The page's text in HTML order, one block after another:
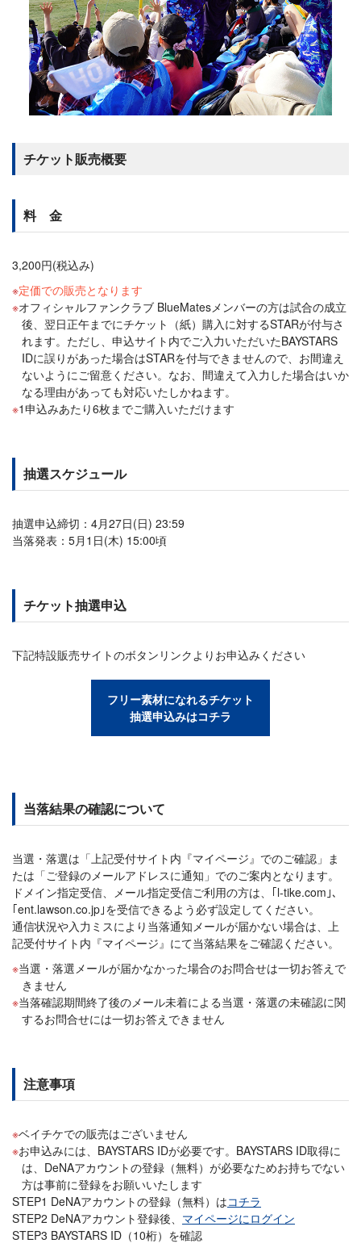
チケット販売概要
料 金
3,200円(税込み)
定価での販売となります
オフィシャルファンクラブ BlueMatesメンバーの方は試合の成立
後、翌日正午までにチケット（紙）購入に対するSTARが付与さ
れます。ただし、申込サイト内でご入力いただいたBAYSTARS
IDに誤りがあった場合はSTARを付与できませんので、お間違え
ないようにご留意ください。なお、間違えて入力した場合はいか
なる理由があっても対応いたしかねます。
1申込みあたり6枚までご購入いただけます
抽選スケジュール
抽選申込締切：4月27日(日) 23:59
当落発表：5月1日(木) 15:00頃
チケット抽選申込
下記特設販売サイトのボタンリンクよりお申込みください
フリー素材になれるチケット
抽選申込みはコチラ
当落結果の確認について
当選・落選は「上記受付サイト内『マイページ』でのご確認」ま
たは「ご登録のメールアドレスに通知」でのご案内となります。
ドメイン指定受信、メール指定受信ご利用の方は、｢l-tike.com｣、
｢ent.lawson.co.jp｣を受信できるよう必ず設定してください。
通信状況や入力ミスにより当落通知メールが届かない場合は、上
記受付サイト内『マイページ』にて当落結果をご確認ください。
当選・落選メールが届かなかった場合のお問合せは一切お答えで
きません
当落確認期間終了後のメール未着による当選・落選の未確認に関
するお問合せには一切お答えできません
注意事項
ベイチケでの販売はございません
お申込みには、BAYSTARS IDが必要です。BAYSTARS ID取得に
は、DeNAアカウントの登録（無料）が必要なためお持ちでない
方は事前に登録をお願いいたします
STEP1 DeNAアカウントの登録（無料）はコチラ
STEP2 DeNAアカウント登録後、 マイページにログイン
STEP3 BAYSTARS ID（10桁）を確認